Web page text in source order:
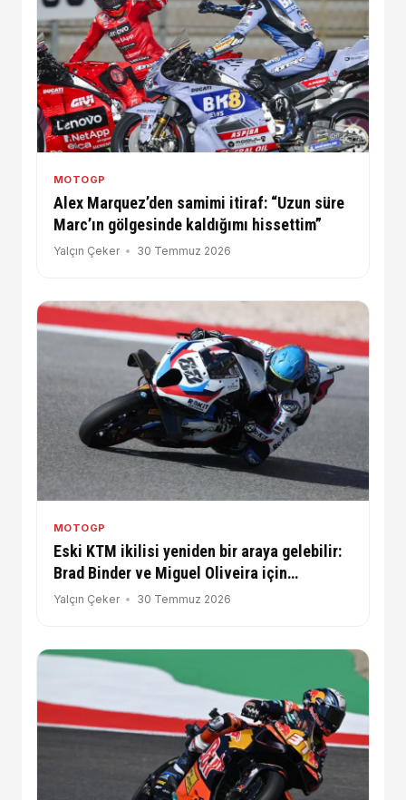
MOTOGP
Alex Marquez’den samimi itiraf: “Uzun süre
Marc’ın gölgesinde kaldığımı hissettim”
Yalçın Çeker 30 Temmuz 2026
MOTOGP
Eski KTM ikilisi yeniden bir araya gelebilir:
Brad Binder ve Miguel Oliveira için
WorldSBK iddiası
Yalçın Çeker 30 Temmuz 2026